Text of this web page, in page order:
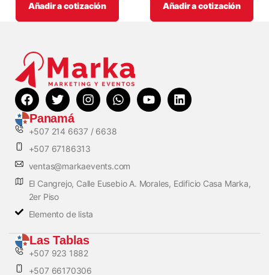
Añadir a cotización Añadir a cotización
Panamá
+507 214 6637 / 6638
+507 67186313
ventas@markaevents.com
El Cangrejo, Calle Eusebio A. Morales, Edificio Casa Marka,
2er Piso
Elemento de lista
Las Tablas
+507 923 1882
+507 66170306